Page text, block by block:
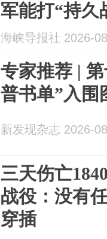
军能打“持久
海峡导报社 2026-
专家推荐 |
普书单”入围
新发现杂志 2026-
三天伤亡
战役：没有
穿插